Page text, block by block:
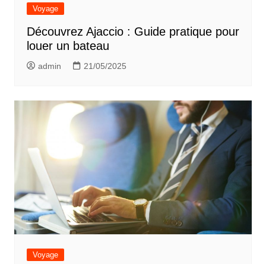
Voyage
Découvrez Ajaccio : Guide pratique pour
louer un bateau
admin 21/05/2025
Voyage